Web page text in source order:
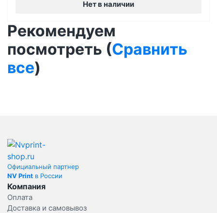
Нет в наличии
Рекомендуем
посмотреть (Сравнить
все)
Официальный партнер
NV Print в России
Компания
Оплата
Доставка и самовывоз